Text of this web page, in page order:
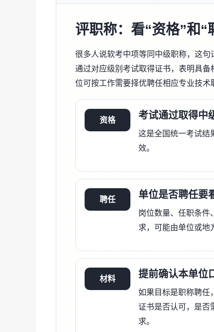
评职称：看“资格”和“
很多人说软考中项等同中级职称，这句
通过对应级别考试取得证书，表明具
位可按工作需要择优聘任相应专业技术
资格 考试通过取得中
这是全国统一考试结
效。
聘任 单位是否聘任要
岗位数量、任职条件
求，可能由单位或地
材料 提前确认本单位
如果目标是职称聘任
证书是否认可，是否
求。